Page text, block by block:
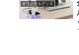
オリジナルグッズ